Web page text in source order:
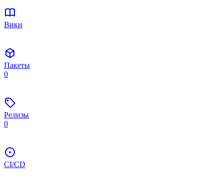
Вики
Пакеты
0
Релизы
0
CI/CD